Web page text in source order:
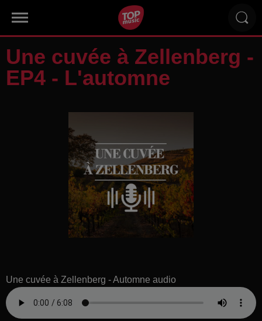
Une cuvée à Zellenberg -
EP4 - L'automne
Une cuvée à Zellenberg - Automne audio